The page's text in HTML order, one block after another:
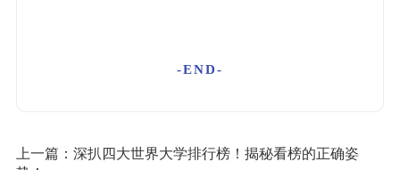
-END-
上一篇： 深扒四大世界大学排行榜！揭秘看榜的正确姿